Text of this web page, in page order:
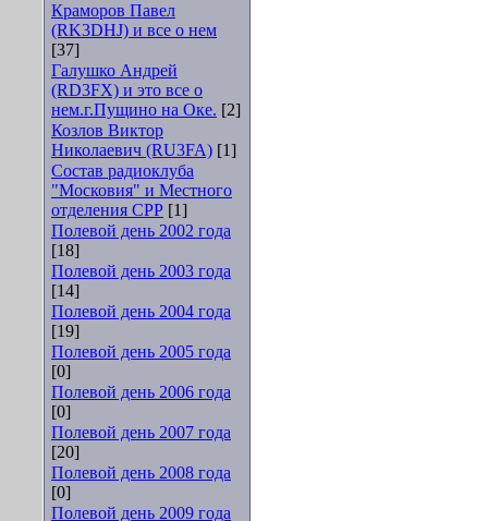
Краморов Павел
(RK3DHJ) и все о нем
[37]
Галушко Андрей
(RD3FX) и это все о
нем.г.Пущино на Оке. [2]
Козлов Виктор
Николаевич (RU3FA) [1]
Состав радиоклуба
"Московия" и Местного
отделения СРР [1]
Полевой день 2002 года
[18]
Полевой день 2003 года
[14]
Полевой день 2004 года
[19]
Полевой день 2005 года
[0]
Полевой день 2006 года
[0]
Полевой день 2007 года
[20]
Полевой день 2008 года
[0]
Полевой день 2009 года